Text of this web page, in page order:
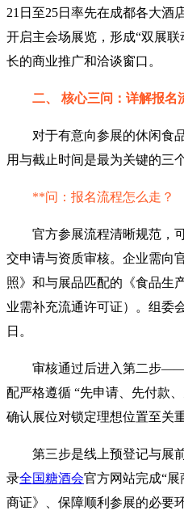
21日至25日率先在成都各大酒
开启主会场展览，形成“双展
长的商业推广和洽谈窗口。
二、 核心三问：详解报名
对于有意向参展的休闲食
用与截止时间是最为关键的三
**问：报名流程怎么走？
官方参展流程清晰规范，
交申请与资质审核。企业需向
照》和与展品匹配的《食品生
业需补充流通许可证）。组委
日。
审核通过后进入第二步
配严格遵循 “先申请、先付款
确认展位对锁定理想位置至关重
第三步是线上预登记与展
录全国糖酒会官方网站完成“
商证》、保障顺利参展的必要环